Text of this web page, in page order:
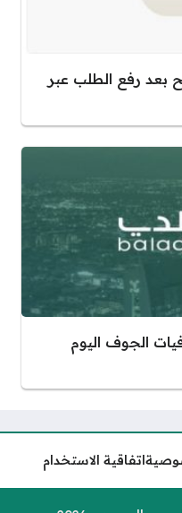
بعد رفع الطلب عبر
الجوف اليوم
اتفاقية الاستخدام
صلاة عيد الفطر